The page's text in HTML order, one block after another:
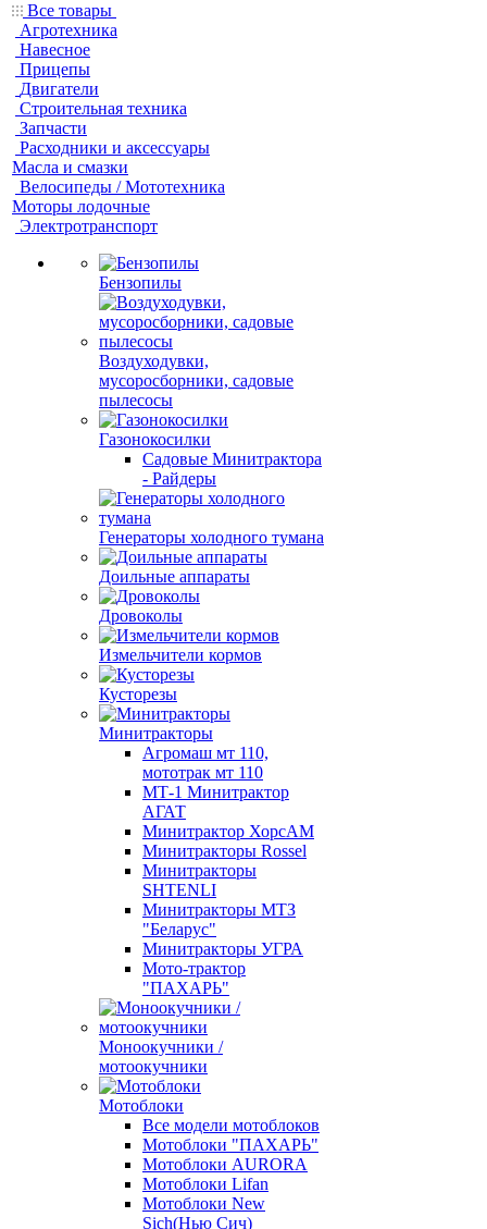
Все товары
Агротехника
Навесное
Прицепы
Двигатели
Строительная техника
Запчасти
Расходники и аксессуары
Масла и смазки
Велосипеды / Мототехника
Моторы лодочные
Электротранспорт
Бензопилы
Воздуходувки,
мусоросборники, cадовые
пылесосы
Газонокосилки
Садовые Минитрактора
- Райдеры
Генераторы холодного тумана
Доильные аппараты
Дровоколы
Измельчители кормов
Кусторезы
Минитракторы
Агромаш мт 110,
мототрак мт 110
МТ-1 Минитрактор
АГАТ
Минитрактор ХорсАМ
Минитракторы Rossel
Минитракторы
SHTENLI
Минитракторы МТЗ
"Беларус"
Минитракторы УГРА
Мото-трактор
"ПАХАРЬ"
Моноокучники /
мотоокучники
Мотоблоки
Все модели мотоблоков
Мотоблоки "ПАХАРЬ"
Мотоблоки AURORA
Мотоблоки Lifan
Мотоблоки New
Sich(Нью Сич)